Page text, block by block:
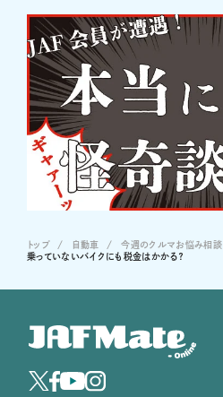
トップ 自動車
今週のクルマお悩み相談
乗っていないバイクにも税金はかかる？